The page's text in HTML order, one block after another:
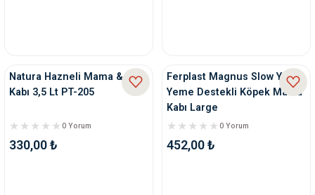
Natura Hazneli Mama & Su
Kabı 3,5 Lt PT-205
0 Yorum
330,00 ₺
Ferplast Magnus Slow Yavaş
Yeme Destekli Köpek Mama
Kabı Large
0 Yorum
452,00 ₺